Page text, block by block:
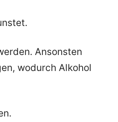
Ansonsten
wodurch Alkohol